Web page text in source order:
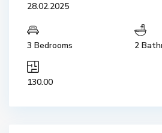
28.02.2025
3 Bedrooms 2
130.00